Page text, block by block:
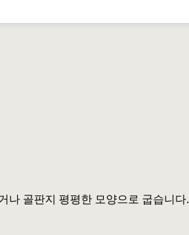
나 골판지 평평한 모양으로 굽습니다.